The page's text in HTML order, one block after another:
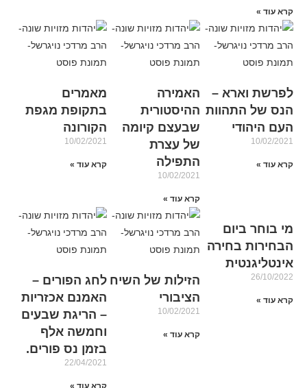
קרא עוד »
לפרשת וארא –
הנס של התהוות
העם היהודי
10/02/2021
קרא עוד »
האמירה
ההיסטורית
שבעצם קיומה
של עצרת
התפילה
10/02/2021
קרא עוד »
מאמרים
בתקופת מגפת
הקורונה
10/02/2021
קרא עוד »
מי בוחר ביום
הבחירות בחירה
אינטליגנטית
26/10/2022
קרא עוד »
הזילות של השיח
הציבורי
10/02/2021
קרא עוד »
לחג הפורים –
האמנם אכזריות
– הריגת שבעים
וחמשה אלף
בזמן נס פורים.
22/04/2021
קרא עוד »